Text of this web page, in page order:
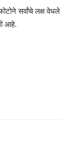
सर्वांचे लक्ष वेधले
आहे.